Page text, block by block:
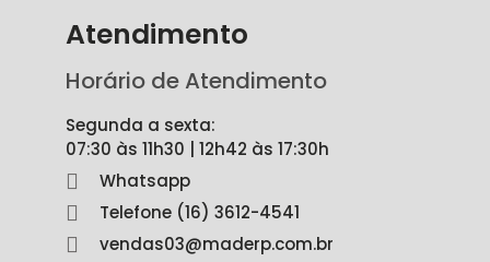
Atendimento
Horário de Atendimento
Segunda a sexta:
07:30 às 11h30 | 12h42 às 17:30h
Whatsapp
Telefone (16) 3612-4541
vendas03@maderp.com.br